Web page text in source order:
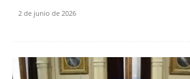
2 de junio de 2026